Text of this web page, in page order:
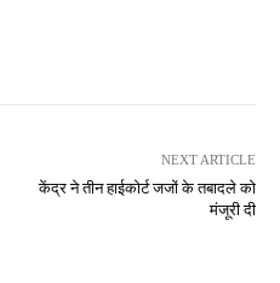
NEXT ARTICLE
केंद्र ने तीन हाईकोर्ट जजों के तबादले को
मंजूरी दी